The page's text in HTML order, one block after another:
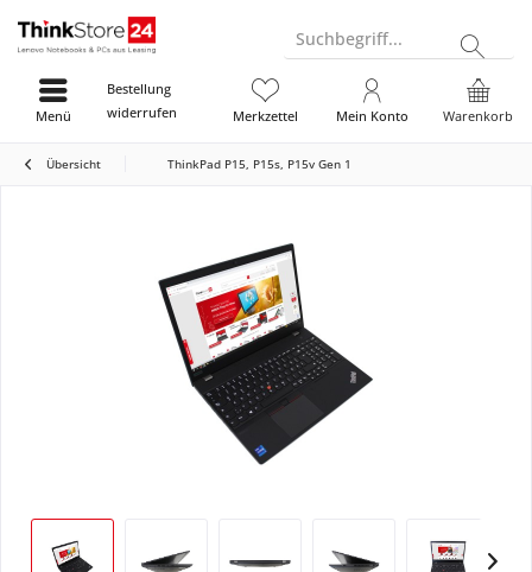
Suchbegriff...
Bestellung
widerrufen
Warenkorb
Merkzettel Mein Konto
Menü
Übersicht ThinkPad P15, P15s, P15v Gen 1